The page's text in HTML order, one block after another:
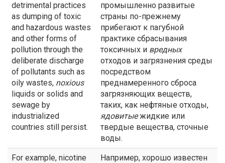
detrimental practices
as dumping of toxic
and hazardous wastes
and other forms of
pollution through the
deliberate discharge
of pollutants such as
oily wastes, noxious
liquids or solids and
sewage by
industrialized
countries still persist.
промышленно развитые
страны по-прежнему
прибегают к пагубной
практике сбрасывания
токсичных и вредных
отходов и загрязнения среды
посредством
преднамеренного сброса
загрязняющих веществ,
таких, как нефтяные отходы,
ядовитыежидкие или
твердые вещества, сточные
воды.
For example, nicotine
Например, хорошо известен